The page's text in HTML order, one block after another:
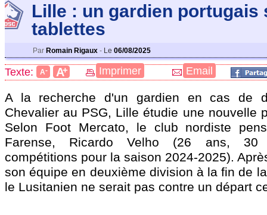
Lille : un gardien portugais
tablettes
Par Romain Rigaux - Le 06/08/2025
Texte: A- A+ Imprimer Email
A la recherche d'un gardien en cas de
Chevalier au PSG, Lille étudie une nouvelle
Selon Foot Mercato, le club nordiste
Farense, RicardoVelho (26 ans, 30
compétitions pour la saison 2024-2025).
son équipe en deuxième division à la fin de
le Lusitanien ne serait pas contre un départ